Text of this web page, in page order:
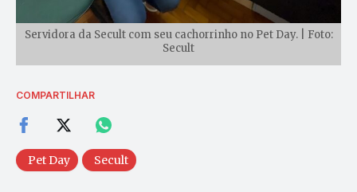
Servidora da Secult com seu cachorrinho no Pet Day. | Foto:
Secult
COMPARTILHAR
Pet Day Secult